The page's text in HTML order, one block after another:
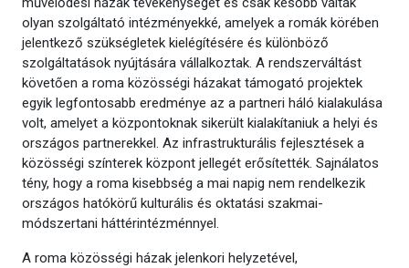
olyan szolgáltató intézményekké, amelyek a romák körében
jelentkező szükségletek kielégítésére és különböző
szolgáltatások nyújtására vállalkoztak. A rendszerváltást
követően a roma közösségi házakat támogató projektek
egyik legfontosabb eredménye az a partneri háló kialakulása
volt, amelyet a központoknak sikerült kialakítaniuk a helyi és
országos partnerekkel. Az infrastrukturális fejlesztések a
közösségi színterek központ jellegét erősítették. Sajnálatos
tény, hogy a roma kisebbség a mai napig nem rendelkezik
országos hatókörű kulturális és oktatási szakmai-
módszertani háttérintézménnyel.
A roma közösségi házak jelenkori helyzetével,